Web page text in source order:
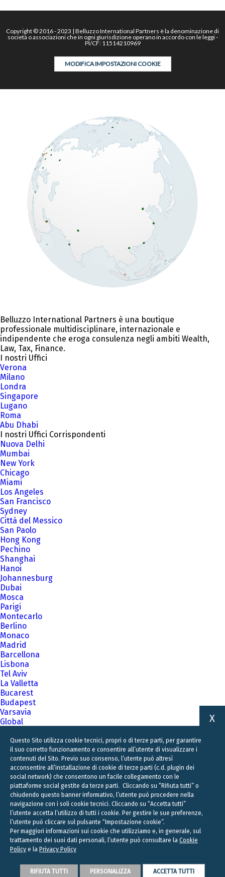
Copyright © 2016 - 2023 | Belluzzo International Partners è la denominazione di
società o associazioni che in ogni giurisdizione operano in accordo con le leggi -
PI/CF: 11514210969
MODIFICA IMPOSTAZIONI COOKIE
Belluzzo International Partners è una boutique
professionale multidisciplinare, internazionale e
indipendente che eroga consulenza negli ambiti Wealth,
Law, Tax, Finance.
I nostri Uffici
Verona
Milano
Londra
Singapore
Lugano
Roma
Abu Dhabi
I nostri Uffici Corrispondenti
Nuova Delhi
Mumbai
New York
Chicago
Miami
Los Angeles
San Francisco
Sydney
Città del Messico
San Paolo
Hong Kong
Pechino
Shanghai
Hanoi
Johannesburg
Dubai
Mosca
Parigi
Montecarlo
Berlino
Monaco
Madrid
Barcellona
Lisbona
Tel Aviv
La Valletta
Bucarest
Budapest
Varsavia
Global
Questo Sito utilizza cookie tecnici, propri o di terze parti, per garantire
il suo corretto funzionamento e consentire all’utente di visualizzare i
contenuti del Sito. Previo suo consenso, l’utente può altresì
acconsentire all’installazione di cookie di terze parti (c.d. plugin dei
social network) che consentono un facile collegamento con le
piattaforme social gestite da terze parti. Cliccando su “Rifiuta tutti” o
chiudendo questo banner informativo, l’utente può procedere nella
navigazione con i soli cookie tecnici. Cliccando su “Accetta tutti”
l’utente accetta l’utilizzo di tutti i cookie. Per gestire le sue preferenze,
l’utente può cliccare sul pulsante “Impostazione cookie”.
Per maggiori informazioni sui cookie che utilizziamo e, in generale, sul
trattamento dei suoi dati personali, l’utente può consultare la Cookie
Policy e la Privacy Policy
RIFIUTA TUTTI PERSONALIZZA ACCETTA TUTTI
X